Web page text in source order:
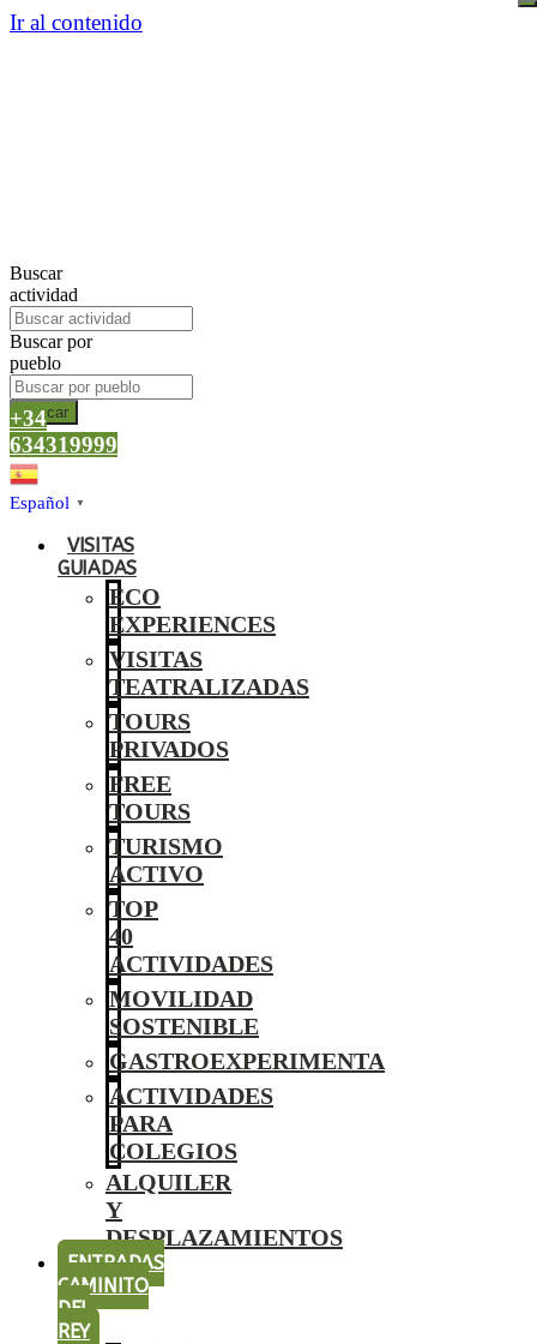
Ir al contenido
Buscar
actividad
Buscar por
pueblo
Buscar
+34
634319999
Español ▼
VISITAS
GUIADAS
ECO
EXPERIENCES
VISITAS
TEATRALIZADAS
TOURS
PRIVADOS
FREE
TOURS
TURISMO
ACTIVO
TOP
40
ACTIVIDADES
MOVILIDAD
SOSTENIBLE
GASTROEXPERIMENTA
ACTIVIDADES
PARA
COLEGIOS
ALQUILER
Y
DESPLAZAMIENTOS
ENTRADAS
CAMINITO
DEL
REY